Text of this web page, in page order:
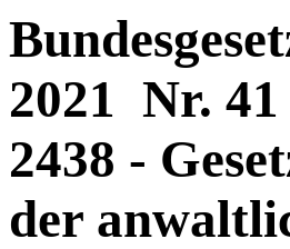
2021 Nr. 41
2438 -
der